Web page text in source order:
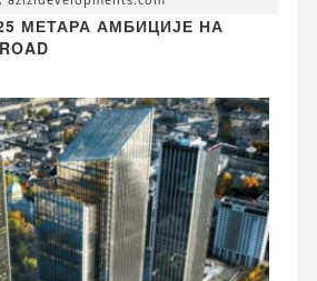
МЕТАРА АМБИЦИЈЕ НА